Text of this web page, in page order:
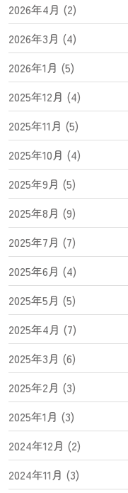
2026年4月 (2)
2026年3月 (4)
2026年1月 (5)
2025年12月 (4)
2025年11月 (5)
2025年10月 (4)
2025年9月 (5)
2025年8月 (9)
2025年7月 (7)
2025年6月 (4)
2025年5月 (5)
2025年4月 (7)
2025年3月 (6)
2025年2月 (3)
2025年1月 (3)
2024年12月 (2)
2024年11月 (3)